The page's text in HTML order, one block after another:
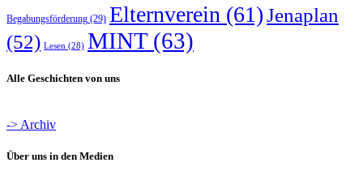
Begabungsförderung (29) Elternverein (61)Jenaplan
(52) Lesen (28) MINT(63)
Alle Geschichten von uns
-> Archiv
Über uns in den Medien